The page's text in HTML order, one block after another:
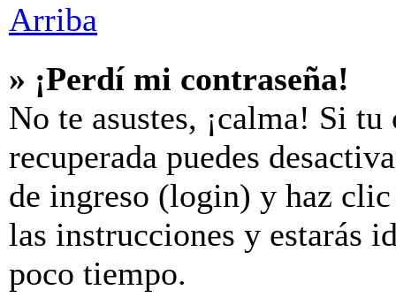
Arriba
» ¡Perdí mi contraseña!
No te asustes, ¡calma! Si tu
recuperada puedes
de ingreso (login) y haz
las instrucciones y estarás
poco tiempo.